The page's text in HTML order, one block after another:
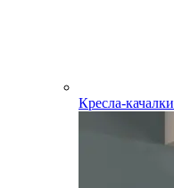
Кресла-качалки